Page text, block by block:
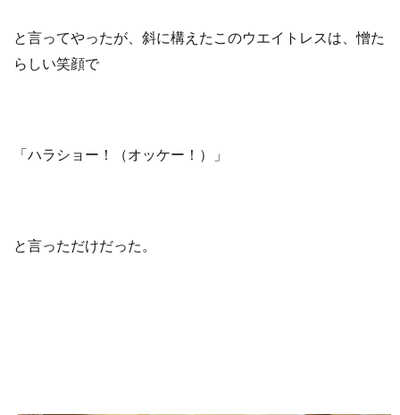
と言ってやったが、斜に構えたこのウエイトレスは、憎た
らしい笑顔で
「ハラショー！（オッケー！）」
と言っただけだった。